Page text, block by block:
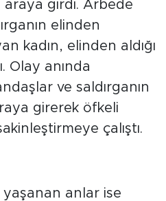
araya girdi. Arbede
elinden
kadın, elinden aldığı
Olay anında
ve saldırganın
girerek öfkeli
çalıştı.
anlar ise